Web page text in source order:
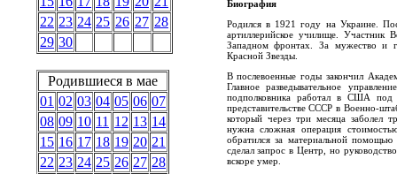
22 23 24 25 26 27 28
29 30
Родившиеся в мае
01 02 03 04 05 06 07
08 09 10 11 12 13 14
15 16 17 18 19 20 21
22 23 24 25 26 27 28
Биография
Родился в 1921 году на Украине.
артиллерийское училище. Участник
Западном фронтах. За мужество и
Красной Звезды.
В послевоенные годы закончил
Главное разведывательное
подполковника работал в США
представительстве СССР в Военно-
который через три месяца заболел
нужна сложная операция
обратился за материальной
сделал запрос в Центр, но
вскоре умер.